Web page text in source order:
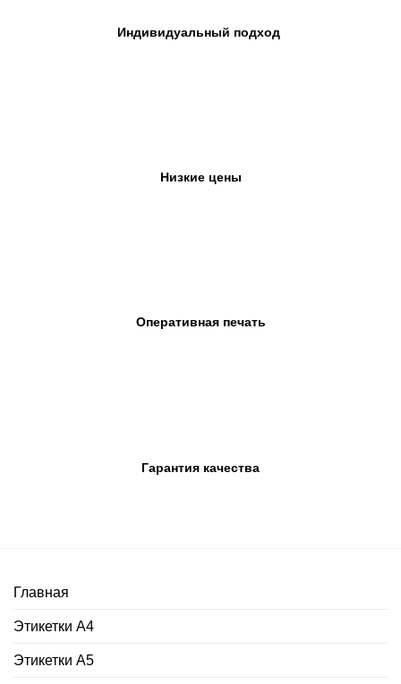
Индивидуальный подход
Низкие цены
Оперативная печать
Гарантия качества
Главная
Этикетки А4
Этикетки А5